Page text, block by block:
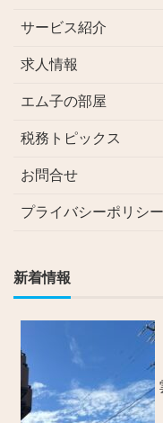
サービス紹介
求人情報
エム子の部屋
税務トピックス
お問合せ
プライバシーポリシー
新着情報